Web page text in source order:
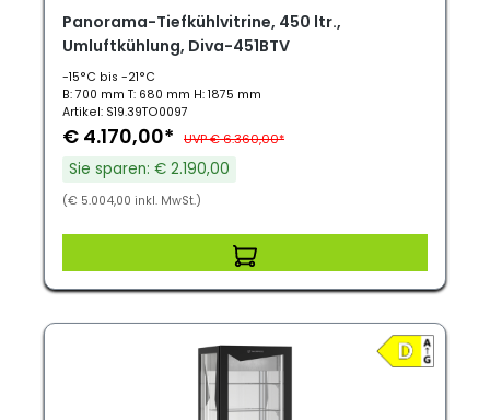
Panorama-Tiefkühlvitrine, 450 ltr.,
Umluftkühlung, Diva-451BTV
-15°C bis -21°C
B: 700 mm T: 680 mm H: 1875 mm
Artikel: S19.39TO0097
€ 4.170,00* UVP € 6.360,00*
Sie sparen: € 2.190,00
(€ 5.004,00 inkl. MwSt.)